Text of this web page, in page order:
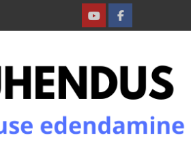
YoutubeFacebook